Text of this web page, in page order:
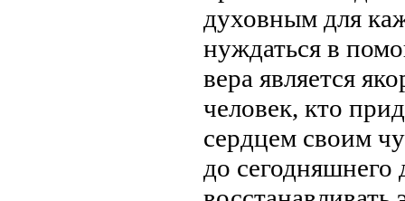
духовным для
нуждаться в
вера является
человек, кто
сердцем своим
до сегодняшнего